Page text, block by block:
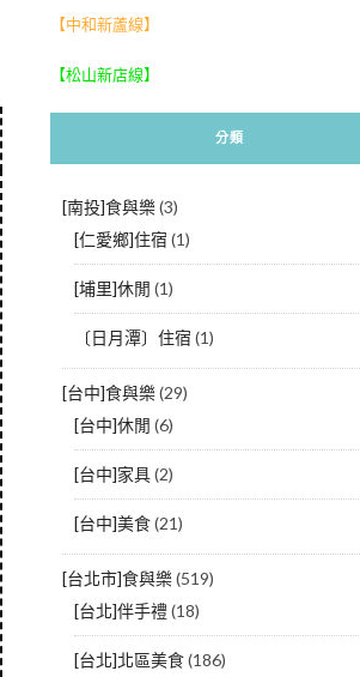
【中和新蘆線】
【松山新店線】
分類
[南投]食與樂(3)
[仁愛鄉]住宿 (1)
[埔里]休閒 (1)
〔日月潭〕住宿 (1)
[台中]食與樂(29)
[台中]休閒 (6)
[台中]家具(2)
[台中]美食(21)
[台北市]食與樂(519)
[台北]伴手禮(18)
[台北]北區美食(186)